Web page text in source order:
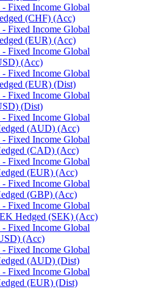
Fixed Income Global
(CHF) (Acc)
Fixed Income Global
(EUR) (Acc)
Fixed Income Global
(Acc)
Fixed Income Global
(EUR) (Dist)
Fixed Income Global
(Dist)
Fixed Income Global
(AUD) (Acc)
Fixed Income Global
(CAD) (Acc)
Fixed Income Global
(EUR) (Acc)
Fixed Income Global
(GBP) (Acc)
Fixed Income Global
Hedged (SEK) (Acc)
Fixed Income Global
(Acc)
Fixed Income Global
(AUD) (Dist)
Fixed Income Global
(EUR) (Dist)